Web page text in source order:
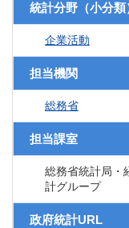
統計分野（小分類
企業活動
担当機関
総務省
担当課室
総務省統計局・
計グループ
政府統計URL